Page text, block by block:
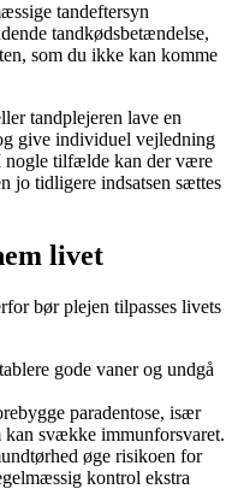
tandeftersyn
tandkødsbetændelse,
som du ikke kan komme
tandplejeren lave en
give individuel vejledning
nogle tilfælde kan der være
jo tidligere indsatsen sættes
livet
bør plejen tilpasses livets
gode vaner og undgå
paradentose, især
kan svække immunforsvaret.
øge risikoen for
kontrol ekstra